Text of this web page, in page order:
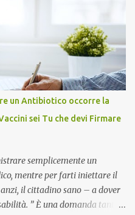
un Antibiotico occorre la
sei Tu che devi Firmare
semplicemente un
mentre per farti iniettare il
il cittadino sano – a dover
” È una domanda tanto